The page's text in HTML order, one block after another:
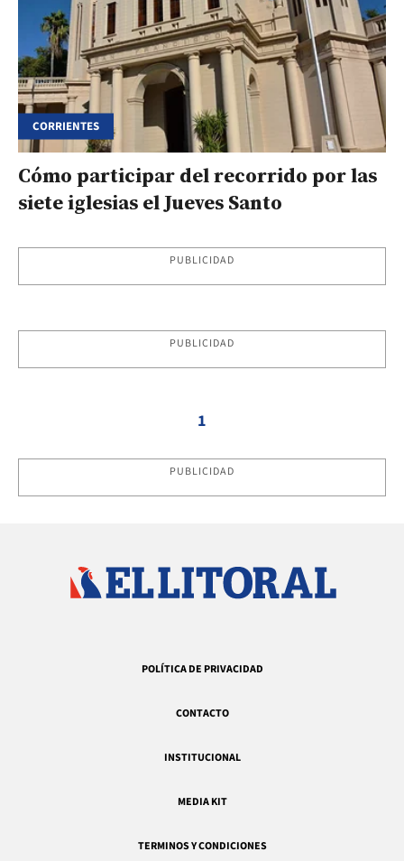
CORRIENTES
Cómo participar del recorrido por las
siete iglesias el Jueves Santo
PUBLICIDAD
PUBLICIDAD
1
PUBLICIDAD
POLÍTICA DE PRIVACIDAD
CONTACTO
INSTITUCIONAL
MEDIA KIT
TERMINOS Y CONDICIONES